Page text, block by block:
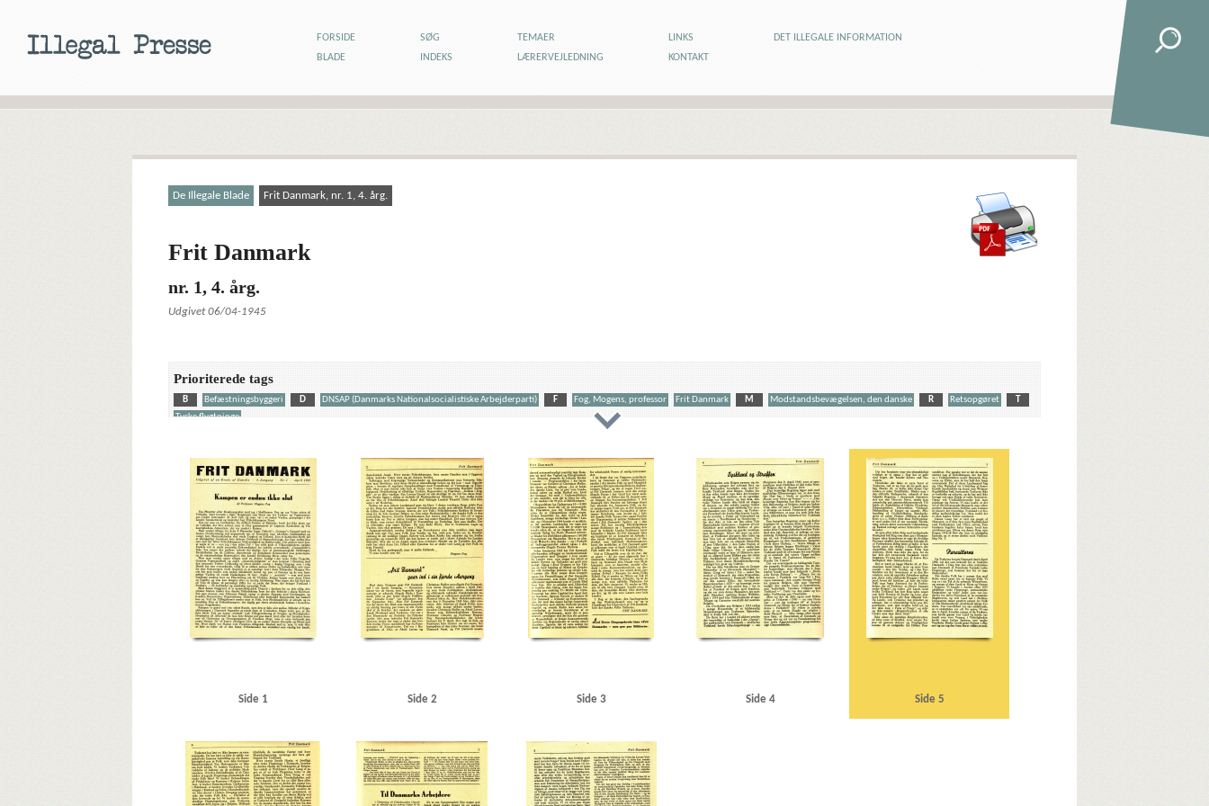
FORSIDE SØG TEMAER LINKS
DET ILLEGALE INFORMATION
BLADE
INDEKS LÆRERVEJLEDNING KONTAKT
De Illegale Blade Frit Danmark, nr. 1, 4. årg.
Frit Danmark
nr. 1, 4. årg.
Udgivet 06/04-1945
Prioriterede tags
B Befæstningsbyggeri D DNSAP (Danmarks Nationalsocialistiske Arbejderparti) F Fog, Mogens, professor Frit Danmark M Modstandsbevægelsen, den danske R Retsopgøret
T
Tyske flygtninge
Belgien Best, Werner Bismarck Blackpool C Chievitz, Ole, professor Christiansen, Chr. M., pastor Christmas Møller, John, politiker Clausen, Frits, politiker
D
Dahl, Flemming, stadsarkivar
Danmarks Frihedsraad Danske Toner Deutsche Kriegs Zeitung DNSAP (Danmarks Nationalsocialistiske Arbejderparti) Døssing, Thomas, biblioteksdirektør
E
Emserdepechen
F Fog, Mogens, professor Frankrig Frit Danmark Frit Danmark - Nyheder og Kommentarer Frit Danmarks Nyhedstjeneste Fyn G Grundloven H HIPO
Holland
Ikke-Angrebspagt, dansk-tysk Jensen, Holger, pastor Jensen, Johannes Martin, pastor Jensen, Niels Kristian, pastor Jessen, Peter Jørgen, pastor K Knutzens Bio
L
Larsen, Aksel, politiker
Lindemann, Georg Lindhardt, Bent, pastor M Meinhardt-Jensen, pastor Meuse Nordfinland Nordnorge Ommer-Løver P
Pancke, Günther
Polen
R Rusland Røde Kors Scavenius, Erik, politiker Sjælland Strøbeck, Erik Johannes, pastor Søe-Petersen, Svend, pastor, Nr. Ørslev
van den Heuvel, politiker
Vestkysten
Vestrusland W Weimarrepublikken Wilhelm, kejser Østjylland
Side 1 Side 2 Side 3 Side 4 Side 5